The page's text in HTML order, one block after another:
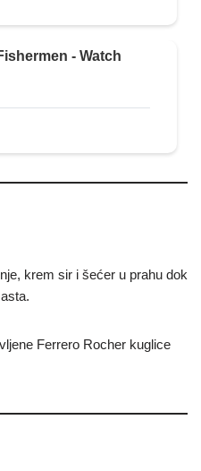
krem sir i šećer u prahu dok
Ferrero Rocher kuglice